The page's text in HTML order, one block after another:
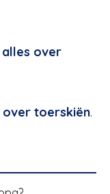
alles over
over toerskiën.